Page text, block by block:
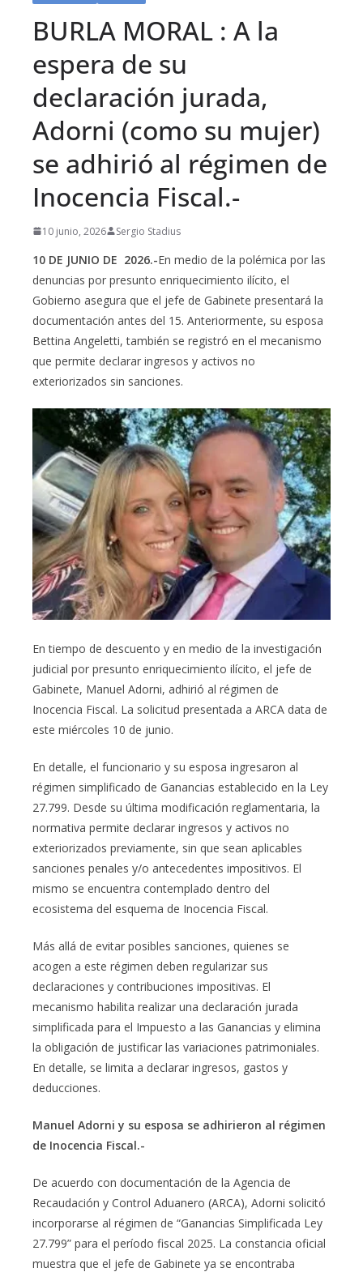
BURLA MORAL : A la
espera de su
declaración jurada,
Adorni (como su mujer)
se adhirió al régimen de
Inocencia Fiscal.-
10 junio, 2026 Sergio Stadius
10 DE JUNIO DE 2026.-En medio de la polémica por las
denuncias por presunto enriquecimiento ilícito, el
Gobierno asegura que el jefe de Gabinete presentará la
documentación antes del 15. Anteriormente, su esposa
Bettina Angeletti, también se registró en el mecanismo
que permite declarar ingresos y activos no
exteriorizados sin sanciones.
En tiempo de descuento y en medio de la investigación
judicial por presunto enriquecimiento ilícito, el jefe de
Gabinete, Manuel Adorni, adhirió al régimen de
Inocencia Fiscal. La solicitud presentada a ARCA data de
este miércoles 10 de junio.
En detalle, el funcionario y su esposa ingresaron al
régimen simplificado de Ganancias establecido en la Ley
27.799. Desde su última modificación reglamentaria, la
normativa permite declarar ingresos y activos no
exteriorizados previamente, sin que sean aplicables
sanciones penales y/o antecedentes impositivos. El
mismo se encuentra contemplado dentro del
ecosistema del esquema de Inocencia Fiscal.
Más allá de evitar posibles sanciones, quienes se
acogen a este régimen deben regularizar sus
declaraciones y contribuciones impositivas. El
mecanismo habilita realizar una declaración jurada
simplificada para el Impuesto a las Ganancias y elimina
la obligación de justificar las variaciones patrimoniales.
En detalle, se limita a declarar ingresos, gastos y
deducciones.
Manuel Adorni y su esposa se adhirieron al régimen
de Inocencia Fiscal.-
De acuerdo con documentación de la Agencia de
Recaudación y Control Aduanero (ARCA), Adorni solicitó
incorporarse al régimen de “Ganancias Simplificada Ley
27.799” para el período fiscal 2025. La constancia oficial
muestra que el jefe de Gabinete ya se encontraba